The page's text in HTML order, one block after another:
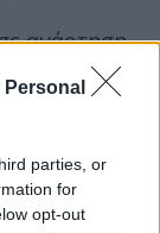
parties, or
for
opt-out
ανάρτηση
σύντροφό
ο